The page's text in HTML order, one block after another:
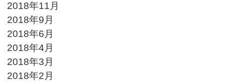
2018年11月
2018年9月
2018年6月
2018年4月
2018年3月
2018年2月